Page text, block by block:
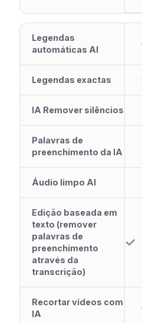
Legendas
automáticas AI
Legendas exactas
IA Remover silêncios
Palavras de
preenchimento da IA
Áudio limpo AI
Edição baseada em
texto (remover
palavras de
preenchimento
através da
transcrição)
Recortar vídeos com
IA